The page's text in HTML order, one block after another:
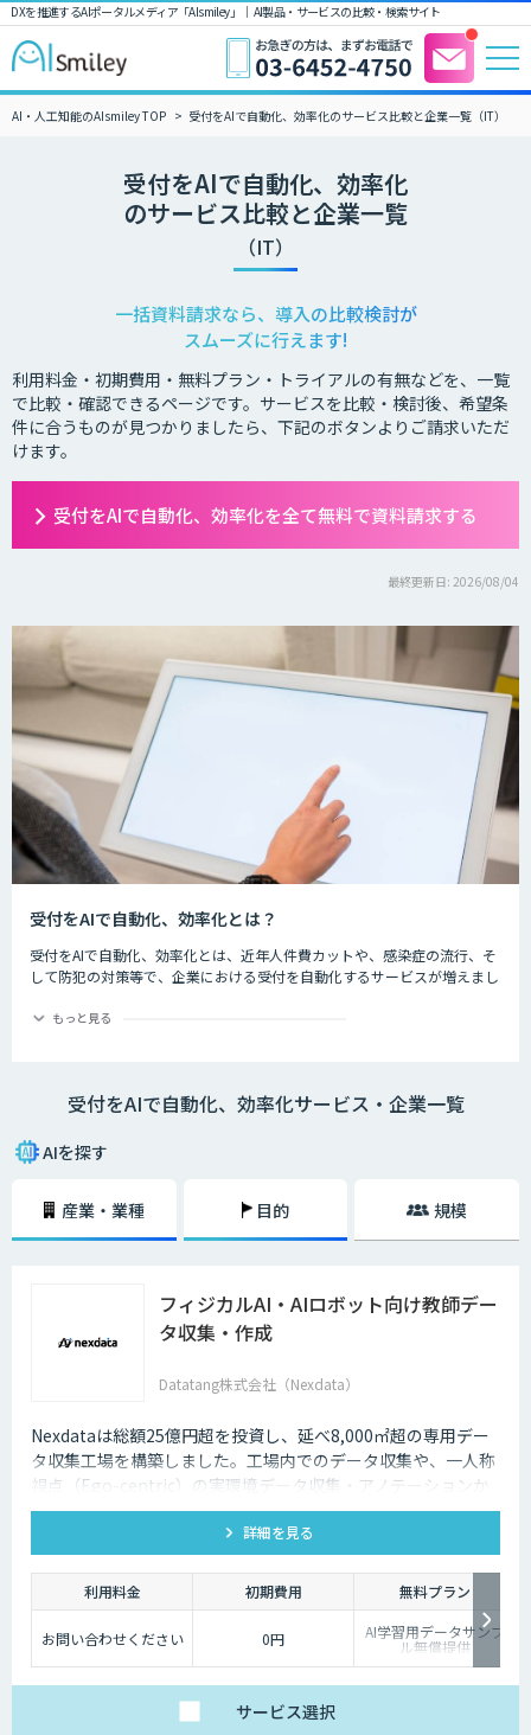
DXを推進するAIポータルメディア「AIsmiley」｜ AI製品・サービスの比較・検索サイト
AI・人工知能のAIsmiley TOP 受付をAIで自動化、効率化のサービス比較と企業一覧（IT）
受付をAIで自動化、効率化
のサービス比較と企業一覧
（IT）
一括資料請求なら、導入の比較検討が
スムーズに行えます!
利用料金・初期費用・無料プラン・トライアルの有無などを、一覧
で比較・確認できるページです。サービスを比較・検討後、希望条
件に合うものが見つかりましたら、下記のボタンよりご請求いただ
けます。
受付をAIで自動化、効率化を全て無料で資料請求する
最終更新日: 2026/08/04
受付をAIで自動化、効率化とは？
受付をAIで自動化、効率化とは、近年人件費カットや、感染症の流行、そ
して防犯の対策等で、企業における受付を自動化するサービスが増えまし
次受付を自動化し、対応時間なども改善します。
もっと見る
受付をAIで自動化、効率化サービス・企業一覧
AIを探す
産業・業種 目的 規模
フィジカルAI・AIロボット向け教師デー
タ収集・作成
Datatang株式会社（Nexdata）
Nexdataは総額25億円超を投資し、延べ8,000㎡超の専用デー
タ収集工場を構築しました。工場内でのデータ収集や、一人称
視点（Ego-centric）の実環境データ収集・アノテーションか
ら、環境認識・意思決定・動作制御に対応した既製データセッ
トまで、フィジカルAI開発を加速させる包括的なデータソリュ
ーションを提供いたします。
詳細を見る
利用料金 初期費用 無料プラン
お問い合わせください 0円 AI学習用データサンプ
ル無償提供
サービス選択